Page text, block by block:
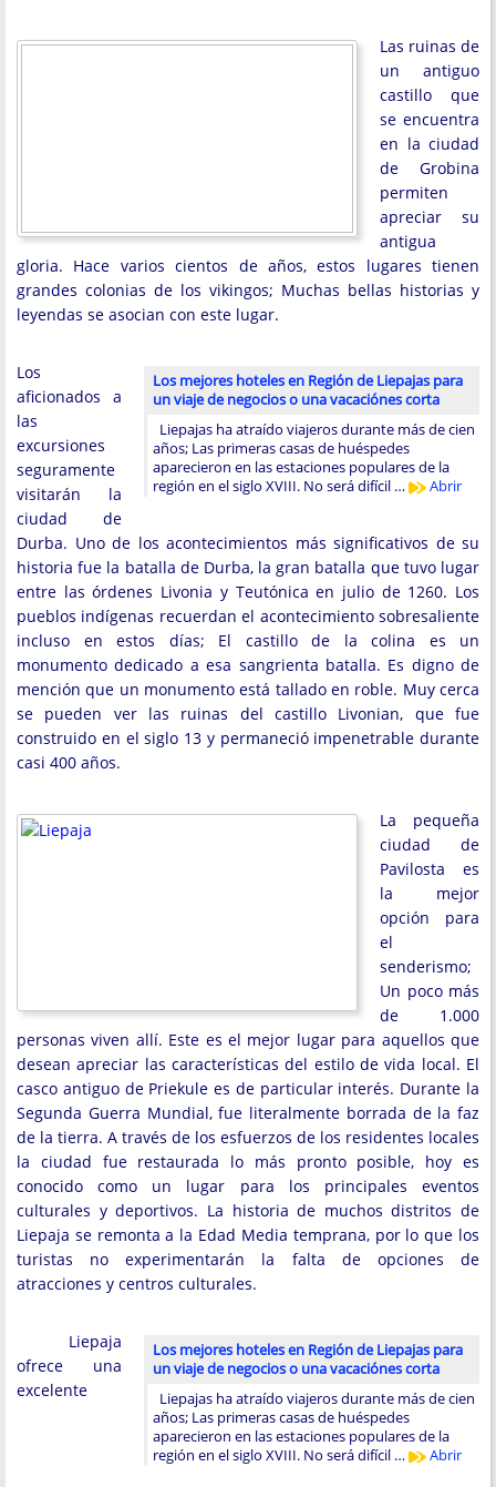
Las ruinas de
un antiguo
castillo que
se encuentra
en la ciudad
de Grobina
permiten
apreciar su
antigua
gloria. Hace varios cientos de años, estos lugares tienen
grandes colonias de los vikingos; Muchas bellas historias y
leyendas se asocian con este lugar.
Los mejores hoteles en Región de Liepajas para
un viaje de negocios o una vacaciónes corta
Liepajas ha atraído viajeros durante más de cien
años; Las primeras casas de huéspedes
aparecieron en las estaciones populares de la
región en el siglo XVIII. No será difícil …
Abrir
Los
aficionados a
las
excursiones
seguramente
visitarán la
ciudad de
Durba. Uno de los acontecimientos más significativos de su
historia fue la batalla de Durba, la gran batalla que tuvo lugar
entre las órdenes Livonia y Teutónica en julio de 1260. Los
pueblos indígenas recuerdan el acontecimiento sobresaliente
incluso en estos días; El castillo de la colina es un
monumento dedicado a esa sangrienta batalla. Es digno de
mención que un monumento está tallado en roble. Muy cerca
se pueden ver las ruinas del castillo Livonian, que fue
construido en el siglo 13 y permaneció impenetrable durante
casi 400 años.
La pequeña
ciudad de
Pavilosta es
la mejor
opción para
el
senderismo;
Un poco más
de 1.000
personas viven allí. Este es el mejor lugar para aquellos que
desean apreciar las características del estilo de vida local. El
casco antiguo de Priekule es de particular interés. Durante la
Segunda Guerra Mundial, fue literalmente borrada de la faz
de la tierra. A través de los esfuerzos de los residentes locales
la ciudad fue restaurada lo más pronto posible, hoy es
conocido como un lugar para los principales eventos
culturales y deportivos. La historia de muchos distritos de
Liepaja se remonta a la Edad Media temprana, por lo que los
turistas no experimentarán la falta de opciones de
atracciones y centros culturales.
Los mejores hoteles en Región de Liepajas para
un viaje de negocios o una vacaciónes corta
Liepajas ha atraído viajeros durante más de cien
años; Las primeras casas de huéspedes
aparecieron en las estaciones populares de la
región en el siglo XVIII. No será difícil …
Abrir
Liepaja
ofrece una
excelente